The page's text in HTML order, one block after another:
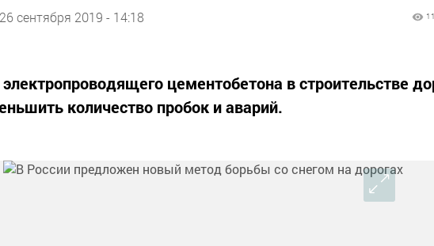
26 сентября 2019 - 14:18
цементобетона в строительстве
количество пробок и аварий.